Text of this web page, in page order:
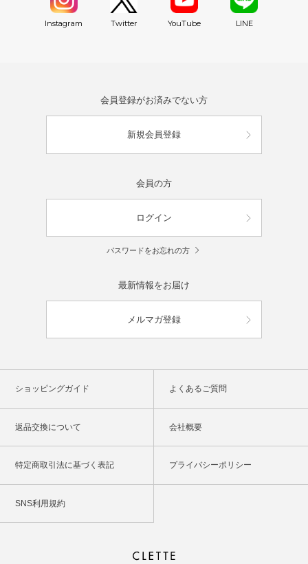
Instagram Twitter YouTube LINE
会員登録がお済みでない方
新規会員登録
会員の方
ログイン
パスワードをお忘れの方
最新情報をお届け
メルマガ登録
ショッピングガイド よくあるご質問
返品交換について 会社概要
特定商取引法に基づく表記 プライバシーポリシー
SNS利用規約